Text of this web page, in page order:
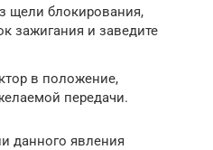
щели блокирования,
зажигания и заведите
в положение,
передачи.
данного явления